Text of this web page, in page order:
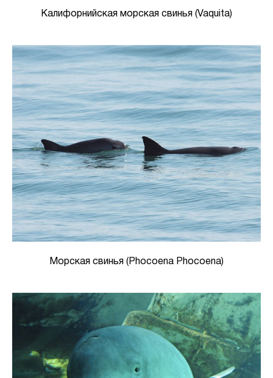
Калифорнийская морская свинья (Vaquita)
Морская свинья (Phocoena Phocoena)